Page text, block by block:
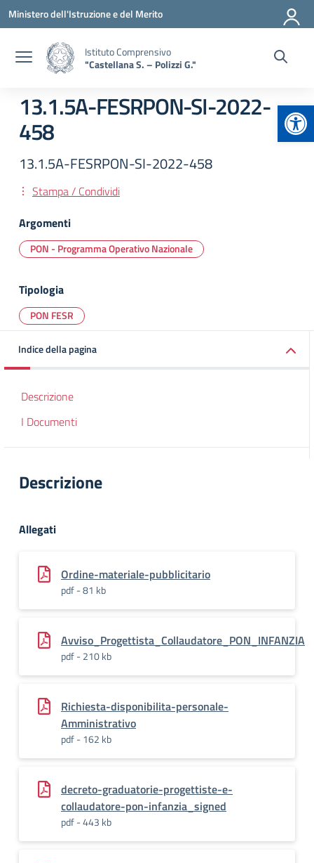
Vai ai contenuti
Vai al menu di navigazione
Vai al footer
Ministero dell'Istruzione e del Merito
Istituto Comprensivo
"Castellana S. – Polizzi G."
13.1.5A-FESRPON-SI-2022-
458
13.1.5A-FESRPON-SI-2022-458
Stampa / Condividi
Argomenti
PON - Programma Operativo Nazionale
Tipologia
PON FESR
Indice della pagina
Descrizione
I Documenti
Descrizione
Allegati
Ordine-materiale-pubblicitario
pdf - 81 kb
Avviso_Progettista_Collaudatore_PON_INFANZIA
pdf - 210 kb
Richiesta-disponibilita-personale-
Amministrativo
pdf - 162 kb
decreto-graduatorie-progettiste-e-
collaudatore-pon-infanzia_signed
pdf - 443 kb